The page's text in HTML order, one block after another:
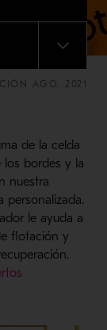
MENU
AGO. 2021
de la celda
bordes y la
nuestra
personalizada.
le ayuda a
flotación y